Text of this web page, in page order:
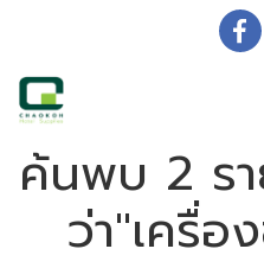
ค้นพบ 2 รา
ว่า"เครื่อ